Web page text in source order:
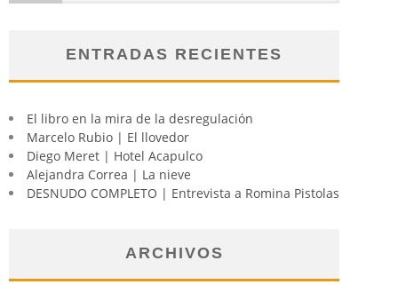
ENTRADAS RECIENTES
El libro en la mira de la desregulación
Marcelo Rubio | El llovedor
Diego Meret | Hotel Acapulco
Alejandra Correa | La nieve
DESNUDO COMPLETO | Entrevista a Romina Pistolas
ARCHIVOS